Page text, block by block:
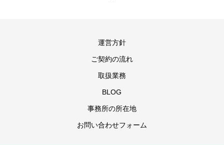
運営方針
ご契約の流れ
取扱業務
BLOG
事務所の所在地
お問い合わせフォーム